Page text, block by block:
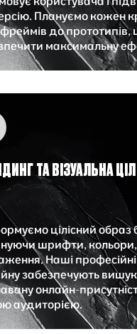
Плануємо кожен
до прототипів,
максимальну
ТА ВІЗУАЛЬНА
цілісний образ
шрифти, кольори,
Наші
забезпечують
онлайн-
аудиторією.